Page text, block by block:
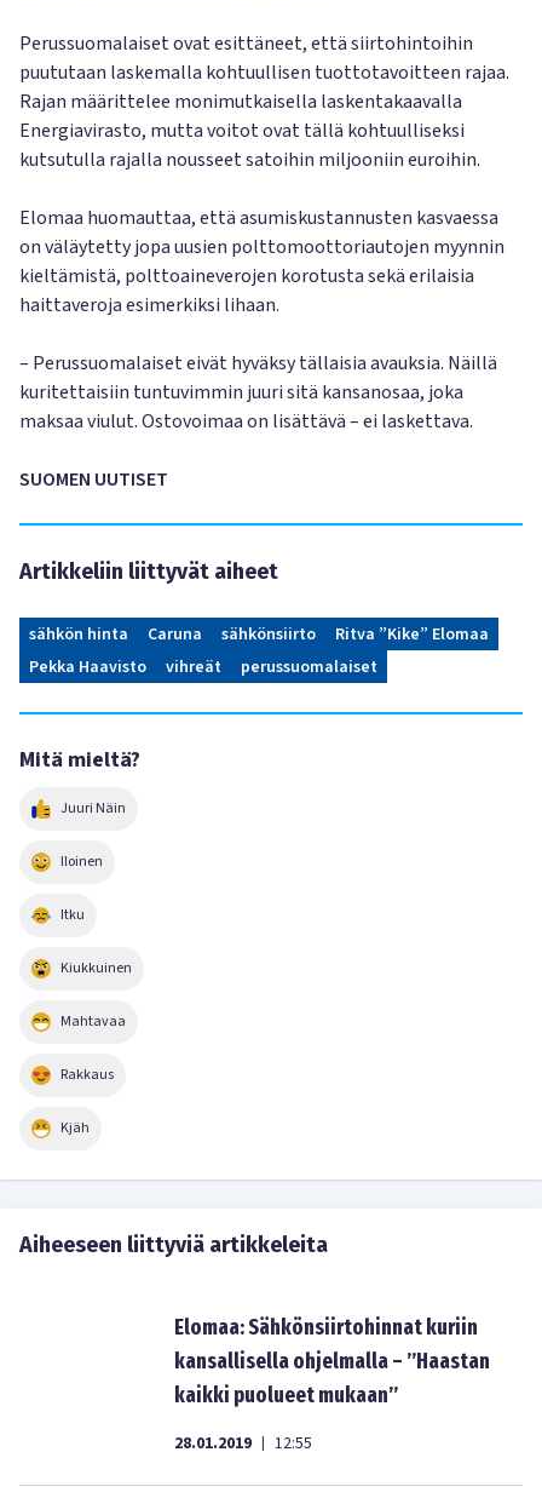
Perussuomalaiset ovat esittäneet, että siirtohintoihin
puututaan laskemalla kohtuullisen tuottotavoitteen rajaa.
Rajan määrittelee monimutkaisella laskentakaavalla
Energiavirasto, mutta voitot ovat tällä kohtuulliseksi
kutsutulla rajalla nousseet satoihin miljooniin euroihin.
Elomaa huomauttaa, että asumiskustannusten kasvaessa
on väläytetty jopa uusien polttomoottoriautojen myynnin
kieltämistä, polttoaineverojen korotusta sekä erilaisia
haittaveroja esimerkiksi lihaan.
– Perussuomalaiset eivät hyväksy tällaisia avauksia. Näillä
kuritettaisiin tuntuvimmin juuri sitä kansanosaa, joka
maksaa viulut. Ostovoimaa on lisättävä – ei laskettava.
SUOMEN UUTISET
Artikkeliin liittyvät aiheet
sähkön hinta Caruna sähkönsiirto
Ritva ”Kike” Elomaa
Pekka Haavisto
vihreät perussuomalaiset
Mitä mieltä?
Juuri Näin
Iloinen
Itku
Kiukkuinen
Mahtavaa
Rakkaus
Kjäh
Aiheeseen liittyviä artikkeleita
Elomaa: Sähkönsiirtohinnat kuriin
kansallisella ohjelmalla – ”Haastan
kaikki puolueet mukaan”
28.01.2019 | 12:55